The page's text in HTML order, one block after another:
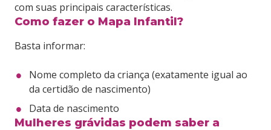
com suas principais características.
Como fazer o Mapa Infantil?
Basta informar:
Nome completo da criança (exatamente igual ao
da certidão de nascimento)
Data de nascimento
Mulheres grávidas podem saber a